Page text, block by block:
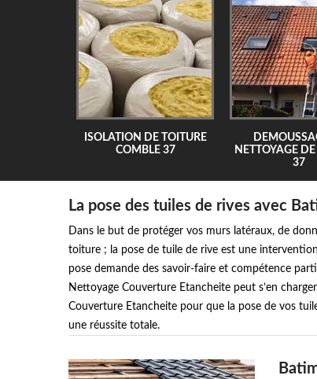
ISOLATION DE TOITURE
COMBLE 37
NETTOYAGE
37
La pose des tuiles de rives avec
Dans le but de protéger vos murs latéraux, de
toiture ; la pose de tuile de rive est une
pose demande des savoir-faire et compétence
Nettoyage Couverture Etancheite peut s’en
Couverture Etancheite pour que la pose de vos
une réussite totale.